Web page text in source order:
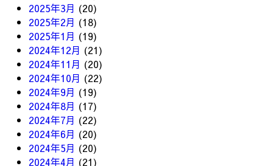
2025年3月 (20)
2025年2月 (18)
2025年1月 (19)
2024年12月 (21)
2024年11月 (20)
2024年10月 (22)
2024年9月 (19)
2024年8月 (17)
2024年7月 (22)
2024年6月 (20)
2024年5月 (20)
2024年4月 (21)